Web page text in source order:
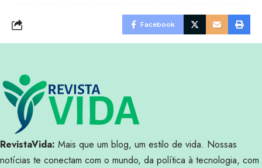
Facebook
RevistaVida: Mais que um blog, um estilo de vida. Nossas
notícias te conectam com o mundo, da política à tecnologia, com